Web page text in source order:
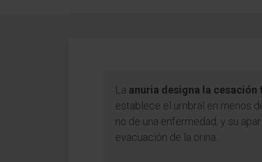
La anuria designa la
establece el umbral en menos
no de una enfermedad, y su
evacuación de la orina.